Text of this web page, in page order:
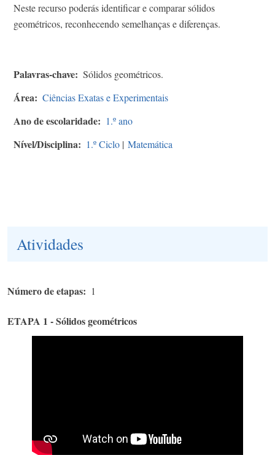
Neste recurso poderás identificar e comparar sólidos
geométricos, reconhecendo semelhanças e diferenças.
Palavras-chave Sólidos geométricos.
Área Ciências Exatas e Experimentais
Ano de escolaridade 1.º ano
Nível/Disciplina 1.º Ciclo | Matemática
Atividades
Número de etapas 1
ETAPA 1 - Sólidos geométricos